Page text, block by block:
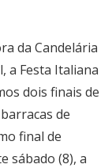
da Candelária
a Festa Italiana
dois finais de
de
final de
sábado (8), a